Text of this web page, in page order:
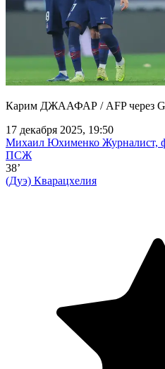
Карим ДЖААФАР / AFP через
17 декабря 2025, 19:50
Михаил Юхименко Журналист,
ПСЖ
38’
(Дуэ) Кварацхелия